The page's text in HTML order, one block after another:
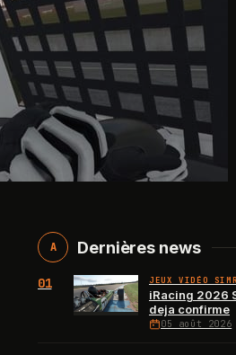
A Dernières news
01 JEUX VIDÉO
iRacing 2026
deja confirme
05 août 2026